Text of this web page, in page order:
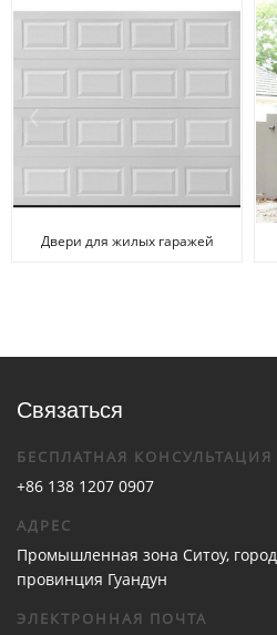
Двери для жилых гаражей
Связаться
БЕСПЛАТНАЯ КОНСУЛЬТАЦИЯ
+86 138 1207 0907
АДРЕС
Промышленная зона Ситоу,
провинция Гуандун
ЭЛЕКТРОННАЯ ПОЧТА